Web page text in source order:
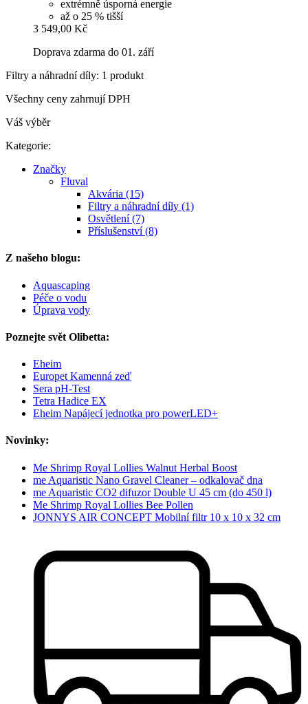
extrémně úsporná energie
až o 25 % tišší
3 549,00 Kč
Doprava zdarma do 01. září
Filtry a náhradní díly: 1 produkt
Všechny ceny zahrnují DPH
Váš výběr
Kategorie:
Značky
Fluval
Akvária (15)
Filtry a náhradní díly (1)
Osvětlení (7)
Příslušenství (8)
Z našeho blogu:
Aquascaping
Péče o vodu
Úprava vody
Poznejte svět Olibetta:
Eheim
Europet Kamenná zeď
Sera pH-Test
Tetra Hadice EX
Eheim Napájecí jednotka pro powerLED+
Novinky:
Me Shrimp Royal Lollies Walnut Herbal Boost
me Aquaristic Nano Gravel Cleaner – odkalovač dna
me Aquaristic CO2 difuzor Double U 45 cm (do 450 l)
Me Shrimp Royal Lollies Bee Pollen
JONNYS AIR CONCEPT Mobilní filtr 10 x 10 x 32 cm